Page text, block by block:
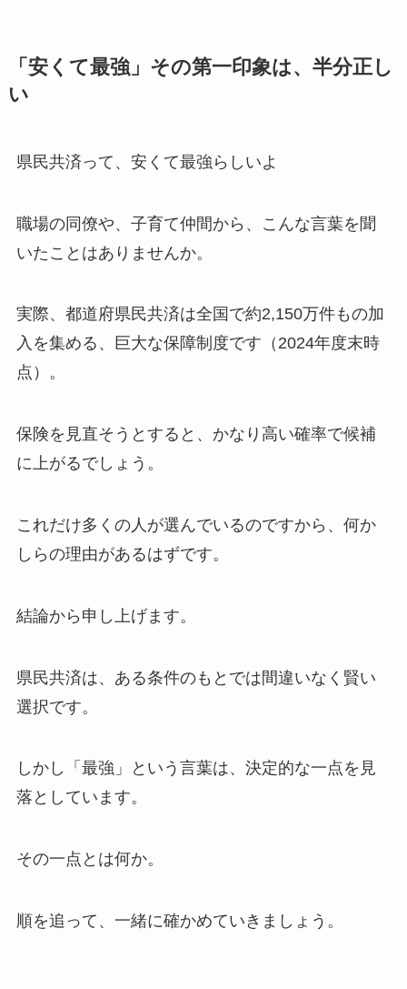
「安くて最強」その第一印象は、半分正し
い
県民共済って、安くて最強らしいよ
職場の同僚や、子育て仲間から、こんな言葉を聞
いたことはありませんか。
実際、都道府県民共済は全国で約2,150万件もの加
入を集める、巨大な保障制度です（2024年度末時
点）。
保険を見直そうとすると、かなり高い確率で候補
に上がるでしょう。
これだけ多くの人が選んでいるのですから、何か
しらの理由があるはずです。
結論から申し上げます。
県民共済は、ある条件のもとでは間違いなく賢い
選択です。
しかし「最強」という言葉は、決定的な一点を見
落としています。
その一点とは何か。
順を追って、一緒に確かめていきましょう。